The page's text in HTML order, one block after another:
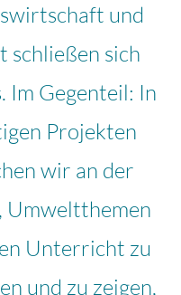
und
schließen sich
Im Gegenteil: In
Projekten
wir an der
Umweltthemen
Unterricht zu
und zu zeigen,